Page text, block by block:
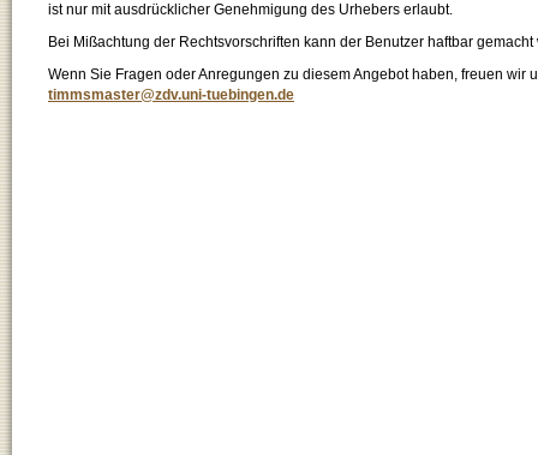
ist nur mit ausdrücklicher Genehmigung des Urhebers erlaubt.
Bei Mißachtung der Rechtsvorschriften kann der Benutzer haftbar gemacht
Wenn Sie Fragen oder Anregungen zu diesem Angebot haben, freuen wir
timmsmaster@zdv.uni-tuebingen.de